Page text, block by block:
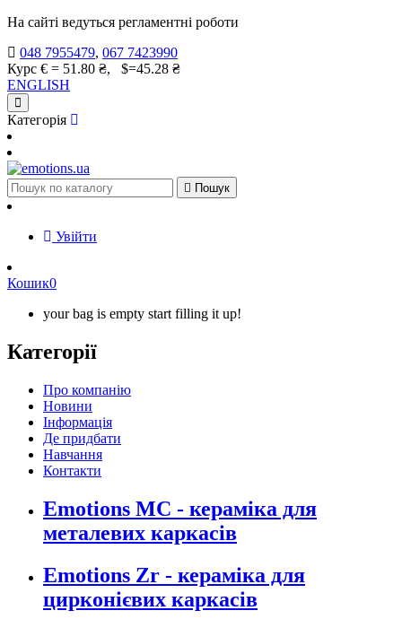
На сайті ведуться регламентні роботи
048 7955479, 067 7423990
Курс € = 51.80 ₴, $=45.28 ₴
ENGLISH
Категорія
 Пошук
Увійти
Кошик0
your bag is empty start filling it up!
Категорії
Про компанію
Новини
Інформація
Де придбати
Навчання
Контакти
Emotions MC - кераміка для
металевих каркасів
Emotions Zr - кераміка для
цирконієвих каркасів